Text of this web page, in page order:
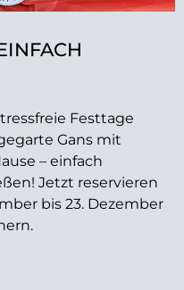
Festtage
Gans mit
– einfach
Jetzt reservieren
bis 23. Dezember